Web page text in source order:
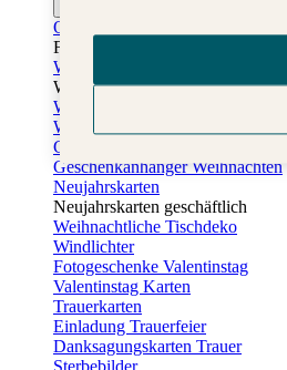
Osterkarten
Fotogeschenke zu Ostern
Weihnachtskarten
Weihnachtskarten selbst gestalten
Weihnachtskarten geschäftlich
Weihnachtsfeier Einladungen
Geschenkaufkleber Weihnachten
Geschenkanhänger Weihnachten
Neujahrskarten
Neujahrskarten geschäftlich
Weihnachtliche Tischdeko
Windlichter
Fotogeschenke Valentinstag
Valentinstag Karten
Trauerkarten
Einladung Trauerfeier
Danksagungskarten Trauer
Sterbebilder